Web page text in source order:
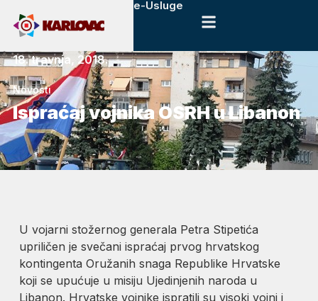
e-Usluge
18. travnja, 2018.
Novosti
Ispraćaj vojnika OSRH u Libanon
U vojarni stožernog generala Petra Stipetića
upriličen je svečani ispraćaj prvog hrvatskog
kontingenta Oružanih snaga Republike Hrvatske
koji se upućuje u misiju Ujedinjenih naroda u
Libanon. Hrvatske vojnike ispratili su visoki vojni i